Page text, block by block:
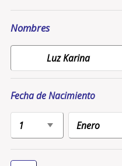
Nombres
Fecha de Nacimiento